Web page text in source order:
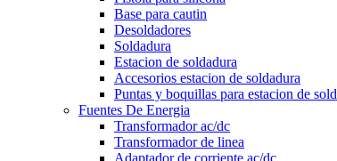
Base para cautin
Desoldadores
Soldadura
Estacion de soldadura
Accesorios estacion de soldadura
Puntas y boquillas para estacion de sold
Fuentes De Energia
Transformador ac/dc
Transformador de linea
Adaptador de corriente ac/dc